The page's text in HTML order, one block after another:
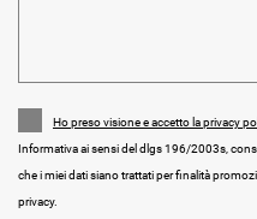
Ho preso visione e accetto la privacy
Informativa ai sensi del dlgs 196/2003s,
che i miei dati siano trattati per finalità
privacy.